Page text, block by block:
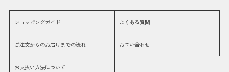
ショッピングガイド
ご注文からのお届けまでの流れ
お支払い方法について
よくある質問
お問い合わせ